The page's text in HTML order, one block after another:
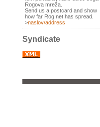
Rogova mreža.
Send us a postcard and show
how far Rog net has spread.
>naslov/address
Syndicate